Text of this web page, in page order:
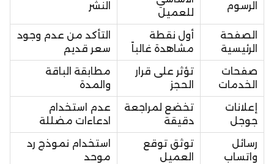
الرسوم
للعميل
النشر
الصفحة
الرئيسية
أول نقطة
مشاهدة غالباً
التأكد من عدم وجود
سعر قديم
صفحات
الخدمات
تؤثر على قرار
الحجز
مطابقة الباقة
والمدة
إعلانات
جوجل
تخضع لمراجعة
دقيقة
عدم استخدام
ادعاءات مضللة
رسائل
واتساب
توثق توقع
العميل
استخدام نموذج رد
موحد